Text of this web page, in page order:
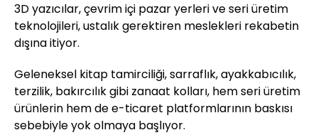
3D yazıcılar, çevrim içi pazar yerleri ve seri üretim
teknolojileri, ustalık gerektiren meslekleri rekabetin
dışına itiyor.
Geleneksel kitap tamirciliği, sarraflık, ayakkabıcılık,
terzilik, bakırcılık gibi zanaat kolları, hem seri üretim
ürünlerin hem de e-ticaret platformlarının baskısı
sebebiyle yok olmaya başlıyor.